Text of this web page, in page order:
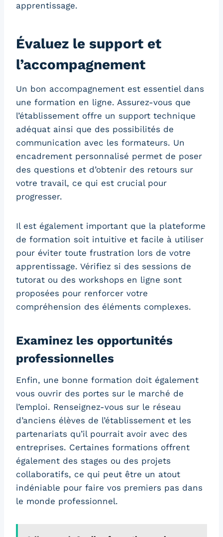
apprentissage.
Évaluez le support et
l’accompagnement
Un bon accompagnement est essentiel dans
une formation en ligne. Assurez-vous que
l’établissement offre un support technique
adéquat ainsi que des possibilités de
communication avec les formateurs. Un
encadrement personnalisé permet de poser
des questions et d’obtenir des retours sur
votre travail, ce qui est crucial pour
progresser.
Il est également important que la plateforme
de formation soit intuitive et facile à utiliser
pour éviter toute frustration lors de votre
apprentissage. Vérifiez si des sessions de
tutorat ou des workshops en ligne sont
proposées pour renforcer votre
compréhension des éléments complexes.
Examinez les opportunités
professionnelles
Enfin, une bonne formation doit également
vous ouvrir des portes sur le marché de
l’emploi. Renseignez-vous sur le réseau
d’anciens élèves de l’établissement et les
partenariats qu’il pourrait avoir avec des
entreprises. Certaines formations offrent
également des stages ou des projets
collaboratifs, ce qui peut être un atout
indéniable pour faire vos premiers pas dans
le monde professionnel.